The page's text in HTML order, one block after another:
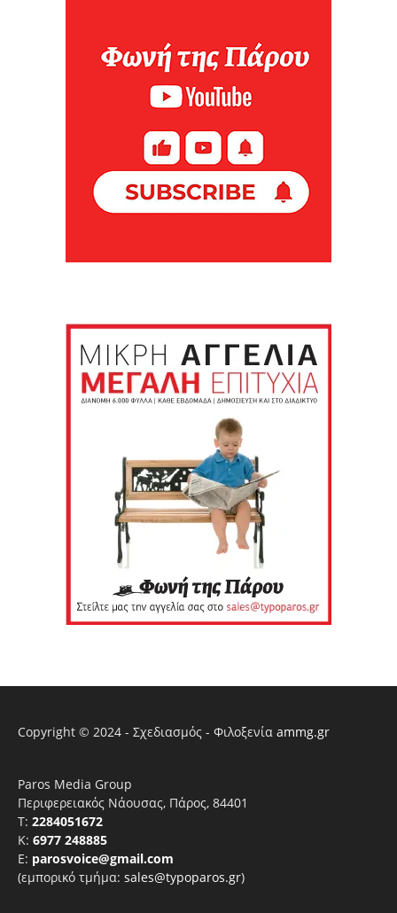
Copyright © 2024 - Σχεδιασμός - Φιλοξενία ammg.gr
Paros Media Group
Περιφερειακός Νάουσας, Πάρος, 84401
T: 2284051672
Κ: 6977 248885
E: parosvoice@gmail.com
(εμπορικό τμήμα: sales@typoparos.gr)